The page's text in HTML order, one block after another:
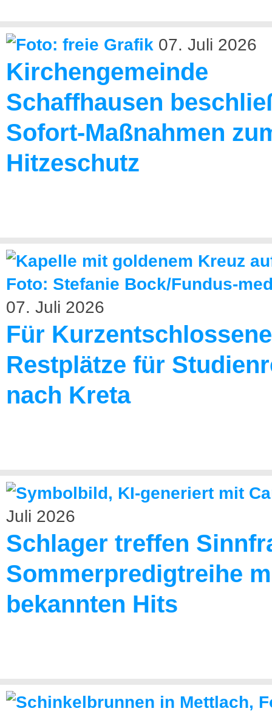
07. Juli 2026
Kirchengemeinde
Schaffhausen
Sofort-Maßnahmen
Hitzeschutz
07. Juli 2026
Für
Restplätze für
nach Kreta
Juli 2026
Schlager treffen
Sommerpredigtreihe
bekannten Hits